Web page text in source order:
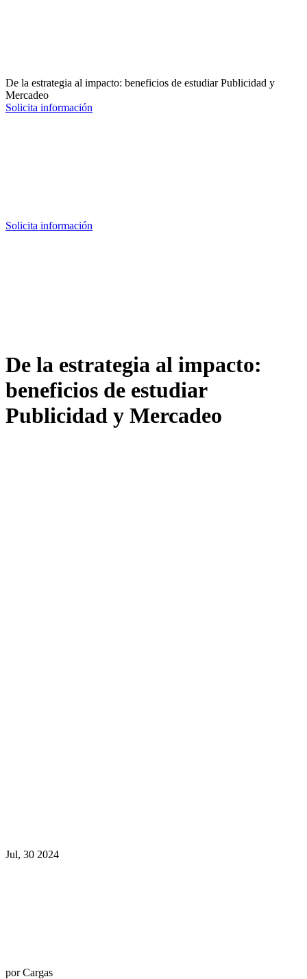
De la estrategia al impacto: beneficios de estudiar Publicidad y
Mercadeo
Solicita información
Solicita información
De la estrategia al impacto:
beneficios de estudiar
Publicidad y Mercadeo
Jul, 30 2024
por Cargas